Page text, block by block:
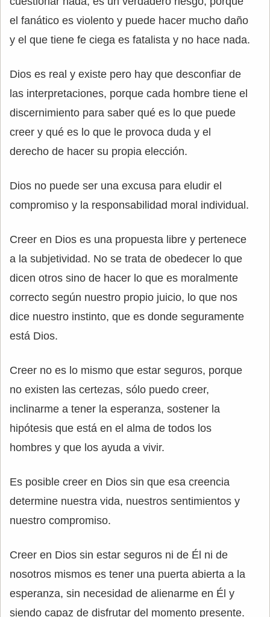
el fanático es violento y puede hacer mucho daño
y el que tiene fe ciega es fatalista y no hace nada.
Dios es real y existe pero hay que desconfiar de
las interpretaciones, porque cada hombre tiene el
discernimiento para saber qué es lo que puede
creer y qué es lo que le provoca duda y el
derecho de hacer su propia elección.
Dios no puede ser una excusa para eludir el
compromiso y la responsabilidad moral individual.
Creer en Dios es una propuesta libre y pertenece
a la subjetividad. No se trata de obedecer lo que
dicen otros sino de hacer lo que es moralmente
correcto según nuestro propio juicio, lo que nos
dice nuestro instinto, que es donde seguramente
está Dios.
Creer no es lo mismo que estar seguros, porque
no existen las certezas, sólo puedo creer,
inclinarme a tener la esperanza, sostener la
hipótesis que está en el alma de todos los
hombres y que los ayuda a vivir.
Es posible creer en Dios sin que esa creencia
determine nuestra vida, nuestros sentimientos y
nuestro compromiso.
Creer en Dios sin estar seguros ni de Él ni de
nosotros mismos es tener una puerta abierta a la
esperanza, sin necesidad de alienarme en Él y
siendo capaz de disfrutar del momento presente.